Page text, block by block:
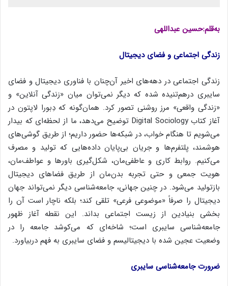
به‌قلم:حسین عبداللهی
زندگی اجتماعی و فضای دیجیتال
زندگی اجتماعی در دهه‌های اخیر آن‌چنان با فناوری دیجیتال و فضای
سایبری درهم‌تنیده شده که دیگر نمی‌توان میان «زندگی آنلاین» و
«زندگی واقعی» مرز روشنی تصور کرد. همان‌گونه که دِبورا لاپتون در
آغاز کتاب Digital Sociology توضیح می‌دهد، ما از لحظه‌ای که بیدار
می‌شویم تا هنگام خواب، در شبکه‌ها حضور داریم؛ از طریق گوشی‌های
هوشمند، پلتفرم‌ها و جریان بی‌پایان داده‌هایی که تولید و مصرف
می‌کنیم. روابط کاری و عاطفی‌مان، شکل‌گیری باورها و عواطف‌مان،
هویت جمعی و حتی تجربه بدن‌مان از طریق فضاهای دیجیتال
بازتولید می‌شود. در چنین جهانی، جامعه‌شناسی دیگر نمی‌تواند جهان
دیجیتال را صرفاً «موضوعی فرعی» تلقی کند؛ بلکه ناچار است آن را
بخشی بنیادین از زیست اجتماعی بداند. این نقطه آغاز ظهور
جامعه‌شناسی سایبری است؛ شاخه‌ای که می‌کوشد جامعه را در
وضعیت عجین شده با دیجیتالیسم و فضای سایبری به فهم دربیاورد.
ضرورت جامعه‌شناسی سایبری